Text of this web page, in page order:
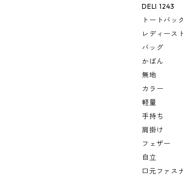
DELI 1243
トートバッ
レディース
バッグ
かばん
無地
カラー
軽量
手持ち
肩掛け
フェザー
自立
口元ファス